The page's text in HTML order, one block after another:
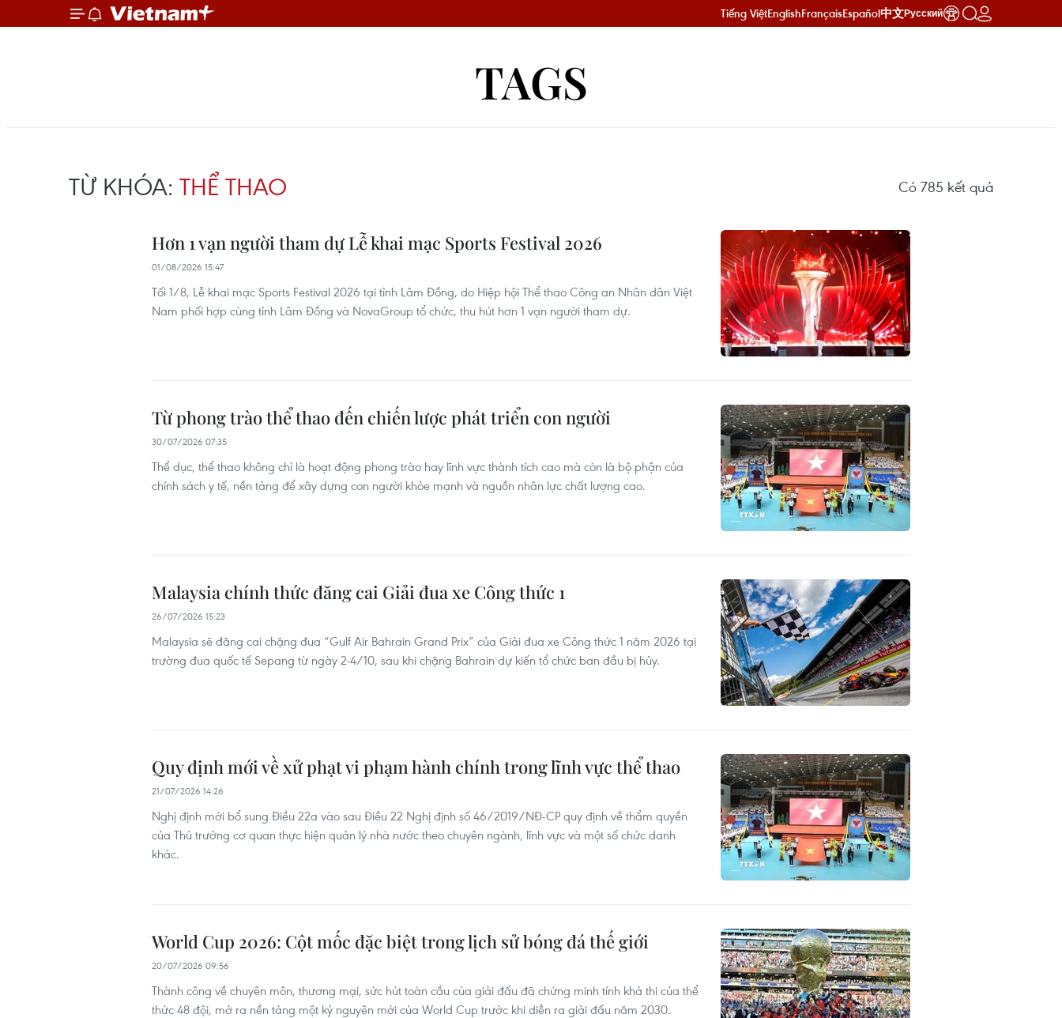
Tiếng ViệtEnglishFrançaisEspañol中文Русский
TAGS
TỪ KHÓA: THỂ THAO Có 785 kết quả
Hơn 1 vạn người tham dự Lễ khai mạc Sports Festival 2026
01/08/2026 15:47
Tối 1/8, Lễ khai mạc Sports Festival 2026 tại tỉnh Lâm Đồng, do Hiệp hội Thể thao Công an Nhân dân Việt
Nam phối hợp cùng tỉnh Lâm Đồng và NovaGroup tổ chức, thu hút hơn 1 vạn người tham dự.
Từ phong trào thể thao đến chiến lược phát triển con người
30/07/2026 07:35
Thể dục, thể thao không chỉ là hoạt động phong trào hay lĩnh vực thành tích cao mà còn là bộ phận của
chính sách y tế, nền tảng để xây dựng con người khỏe mạnh và nguồn nhân lực chất lượng cao.
Malaysia chính thức đăng cai Giải đua xe Công thức 1
26/07/2026 15:23
Malaysia sẽ đăng cai chặng đua “Gulf Air Bahrain Grand Prix” của Giải đua xe Công thức 1 năm 2026 tại
trường đua quốc tế Sepang từ ngày 2-4/10, sau khi chặng Bahrain dự kiến tổ chức ban đầu bị hủy.
Quy định mới về xử phạt vi phạm hành chính trong lĩnh vực thể thao
21/07/2026 14:26
Nghị định mới bổ sung Điều 22a vào sau Điều 22 Nghị định số 46/2019/NĐ-CP quy định về thẩm quyền
của Thủ trưởng cơ quan thực hiện quản lý nhà nước theo chuyên ngành, lĩnh vực và một số chức danh
khác.
World Cup 2026: Cột mốc đặc biệt trong lịch sử bóng đá thế giới
20/07/2026 09:56
Thành công về chuyên môn, thương mại, sức hút toàn cầu của giải đấu đã chứng minh tính khả thi của thể
thức 48 đội, mở ra nền tảng một kỷ nguyên mới của World Cup trước khi diễn ra giải đấu năm 2030.